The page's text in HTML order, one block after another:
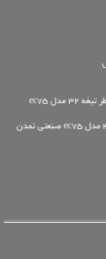
چرخ گوشت الکتروکار طرح امگا قطر تیغه 32 مدل ec75
چرخ گوشت الکتروکار طرح امگا قطر تیغه 32 مدل ec75 صنعتی تمدن